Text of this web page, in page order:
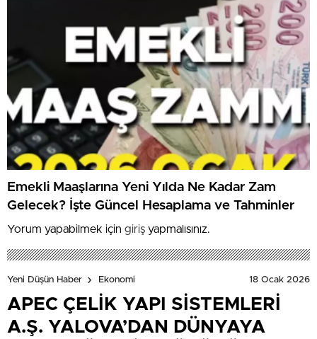
Emekli Maaşlarına Yeni Yılda Ne Kadar Zam
Gelecek? İşte Güncel Hesaplama ve Tahminler
Yorum yapabilmek için giriş yapmalısınız.
Yeni Düşün Haber Ekonomi 18 Ocak 2026
APEC ÇELİK YAPI SİSTEMLERİ
A.Ş. YALOVA’DAN DÜNYAYA